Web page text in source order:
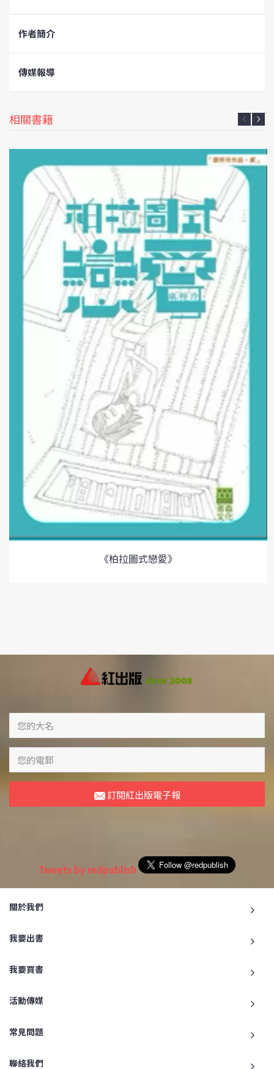
作者簡介
傳媒報導
相關書籍
《柏拉圖式戀愛》
訂閱紅出版電子報
Tweets by redpublish
關於我們
我要出書
我要買書
活動傳媒
常見問題
聯絡我們